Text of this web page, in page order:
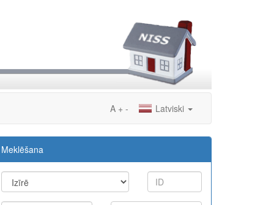
Latviski
A + -
Meklēšana